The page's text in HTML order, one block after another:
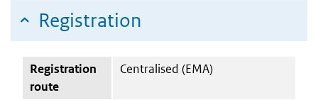
Registration
Registration
route
Centralised (EMA)